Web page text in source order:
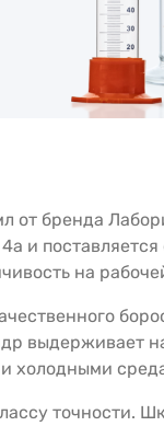
бренда
и
на
выдерживает
холодными
точности.